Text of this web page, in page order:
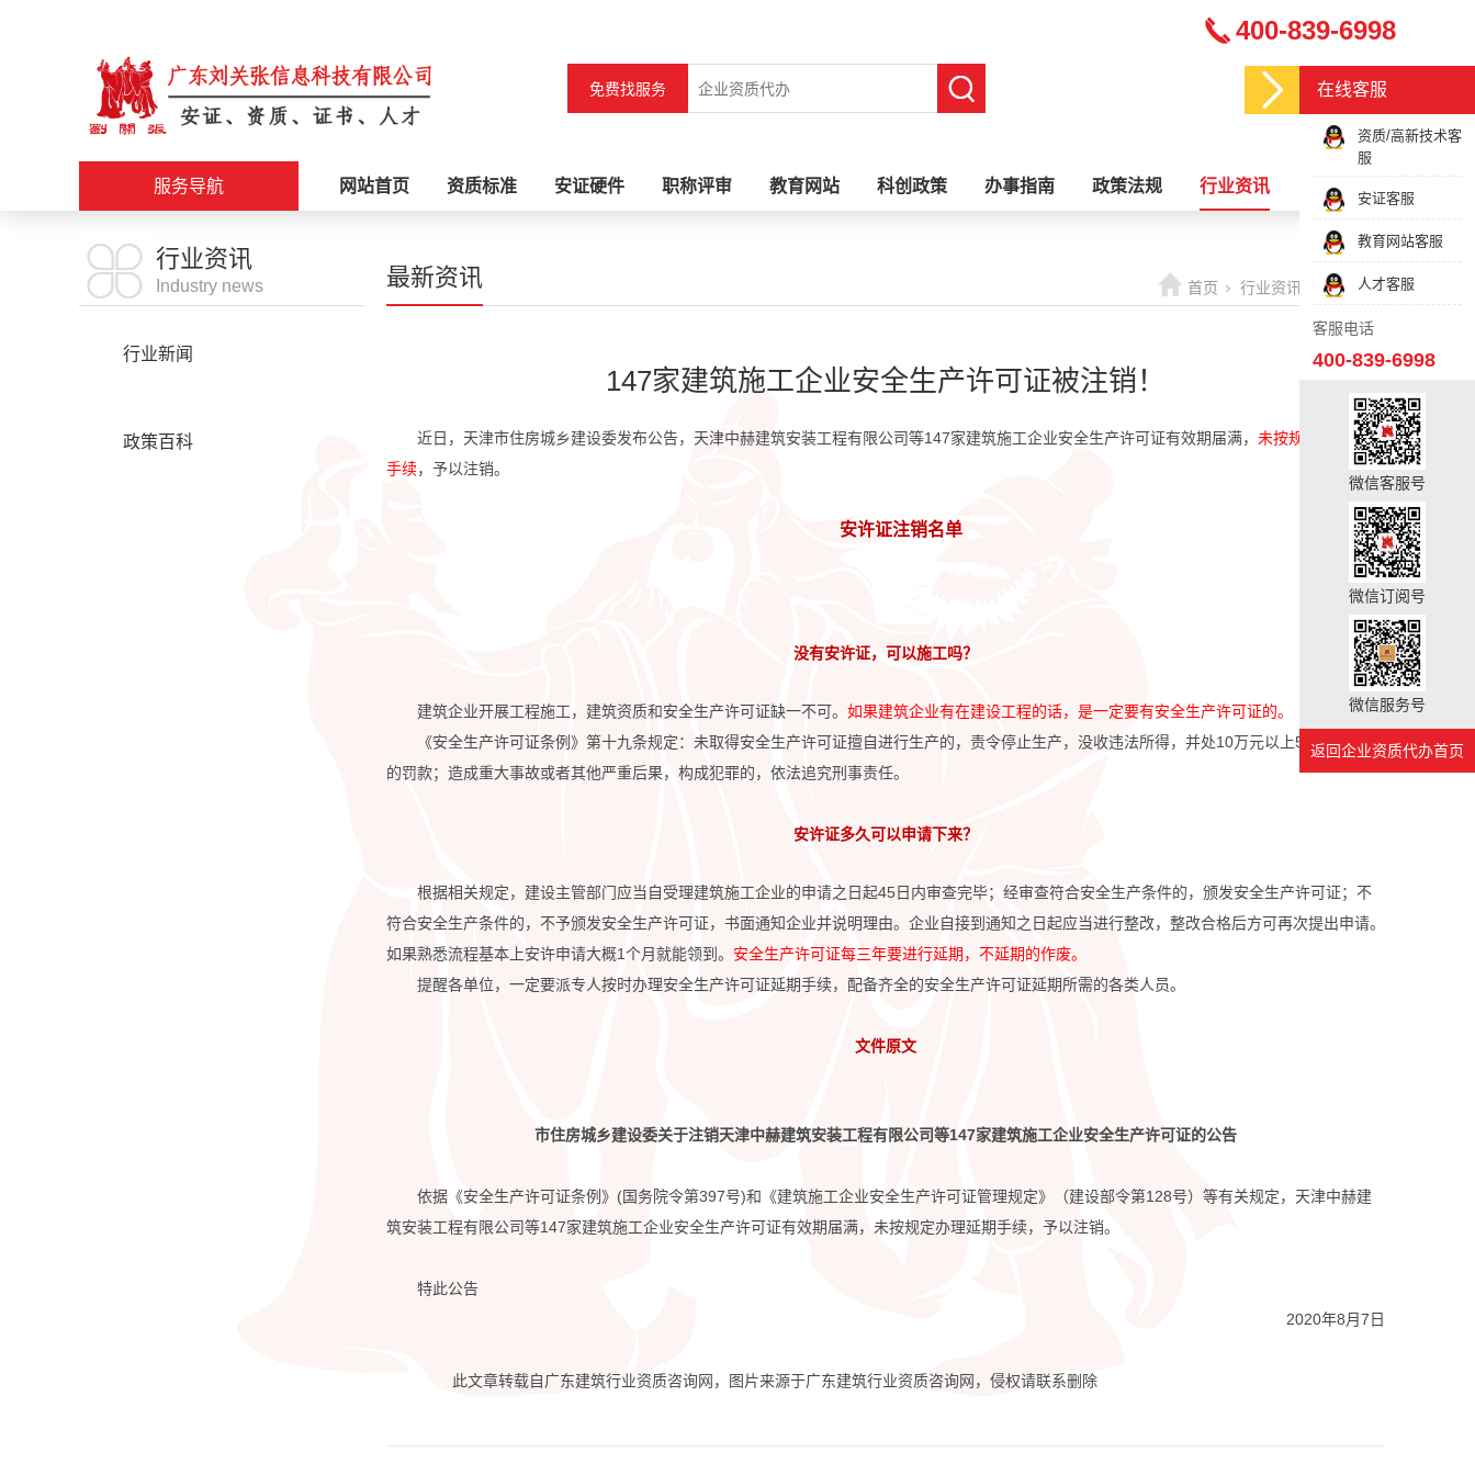
免费找服务
400-839-6998
服务导航 网站首页 资质标准 安证硬件 职称评审 教育网站 科创政策 办事指南 政策法规 行业资讯 关于我们
施工资质
安证办理
科创政策
行业资讯
Industry news
行业新闻
政策百科
最新资讯 首页 行业资讯 最新资讯
147家建筑施工企业安全生产许可证被注销！
近日，天津市住房城乡建设委发布公告，天津中赫建筑安装工程有限公司等147家建筑施工企业安全生产许可证有效期届满， 未按规定办理延期
手续，予以注销。
安许证注销名单
没有安许证，可以施工吗？
建筑企业开展工程施工，建筑资质和安全生产许可证缺一不可。 如果建筑企业有在建设工程的话，是一定要有安全生产许可证的。
《安全生产许可证条例》第十九条规定：未取得安全生产许可证擅自进行生产的，责令停止生产，没收违法所得，并处10万元以上50万元以下
的罚款；造成重大事故或者其他严重后果，构成犯罪的，依法追究刑事责任。
安许证多久可以申请下来？
根据相关规定，建设主管部门应当自受理建筑施工企业的申请之日起45日内审查完毕；经审查符合安全生产条件的，颁发安全生产许可证；不
符合安全生产条件的，不予颁发安全生产许可证，书面通知企业并说明理由。企业自接到通知之日起应当进行整改，整改合格后方可再次提出申请。
如果熟悉流程基本上安许申请大概1个月就能领到。 安全生产许可证每三年要进行延期，不延期的作废。
提醒各单位，一定要派专人按时办理安全生产许可证延期手续，配备齐全的安全生产许可证延期所需的各类人员。
文件原文
市住房城乡建设委关于注销天津中赫建筑安装工程有限公司等147家建筑施工企业安全生产许可证的公告
依据《安全生产许可证条例》(国务院令第397号)和《建筑施工企业安全生产许可证管理规定》（建设部令第128号）等有关规定，天津中赫建
筑安装工程有限公司等147家建筑施工企业安全生产许可证有效期届满，未按规定办理延期手续，予以注销。
特此公告
2020年8月7日
此文章转载自广东建筑行业资质咨询网，图片来源于广东建筑行业资质咨询网，侵权请联系删除
在线客服
资质/高新技术客
服
安证客服
教育网站客服
人才客服
客服电话
400-839-6998
微信客服号
微信订阅号
微信服务号
返回企业资质代办首页